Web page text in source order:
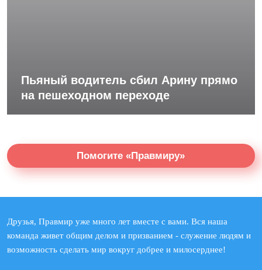
Пьяный водитель сбил Арину прямо
на пешеходном переходе
Помогите «Правмиру»
Друзья, Правмир уже много лет вместе с вами. Вся наша
команда живет общим делом и призванием - служение людям и
возможность сделать мир вокруг добрее и милосерднее!